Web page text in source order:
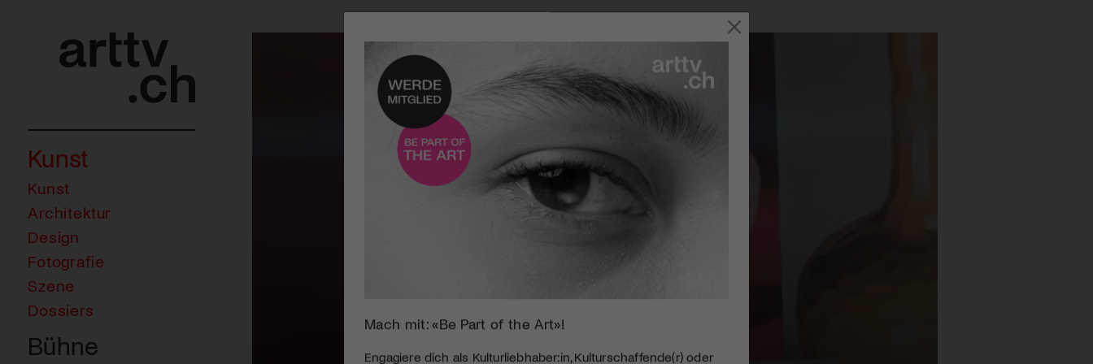
Kunst
Kunst
Architektur
Design
Fotografie
Szene
Dossiers
Bühne
Mach mit: «Be Part of the Art»!
Engagiere dich als Kulturliebhaber:in, Kulturschaffende(r) oder